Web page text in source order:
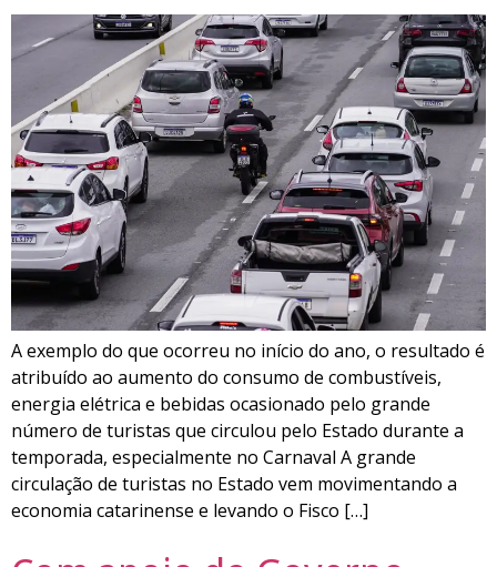
A exemplo do que ocorreu no início do ano, o resultado é
atribuído ao aumento do consumo de combustíveis,
energia elétrica e bebidas ocasionado pelo grande
número de turistas que circulou pelo Estado durante a
temporada, especialmente no Carnaval A grande
circulação de turistas no Estado vem movimentando a
economia catarinense e levando o Fisco […]